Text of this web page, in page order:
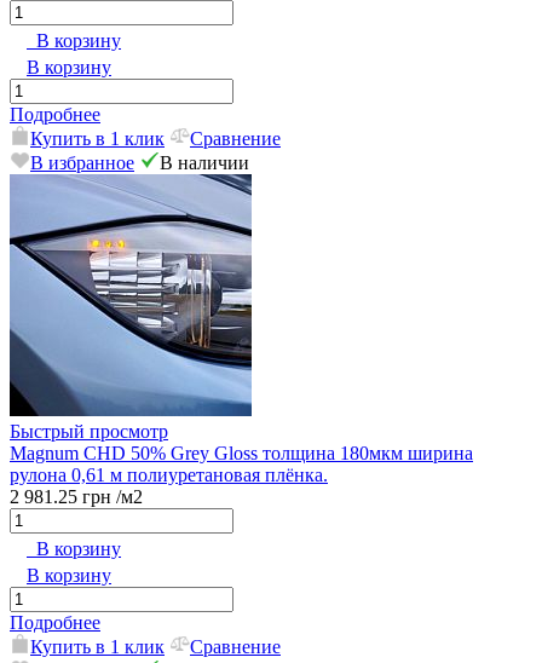
В корзину
В корзину
Подробнее
Купить в 1 клик
Сравнение
В избранное
В наличии
Быстрый просмотр
Magnum CHD 50% Grey Gloss толщина 180мкм ширина
рулона 0,61 м полиуретановая плёнка.
2 981.25 грн /м2
В корзину
В корзину
Подробнее
Купить в 1 клик
Сравнение